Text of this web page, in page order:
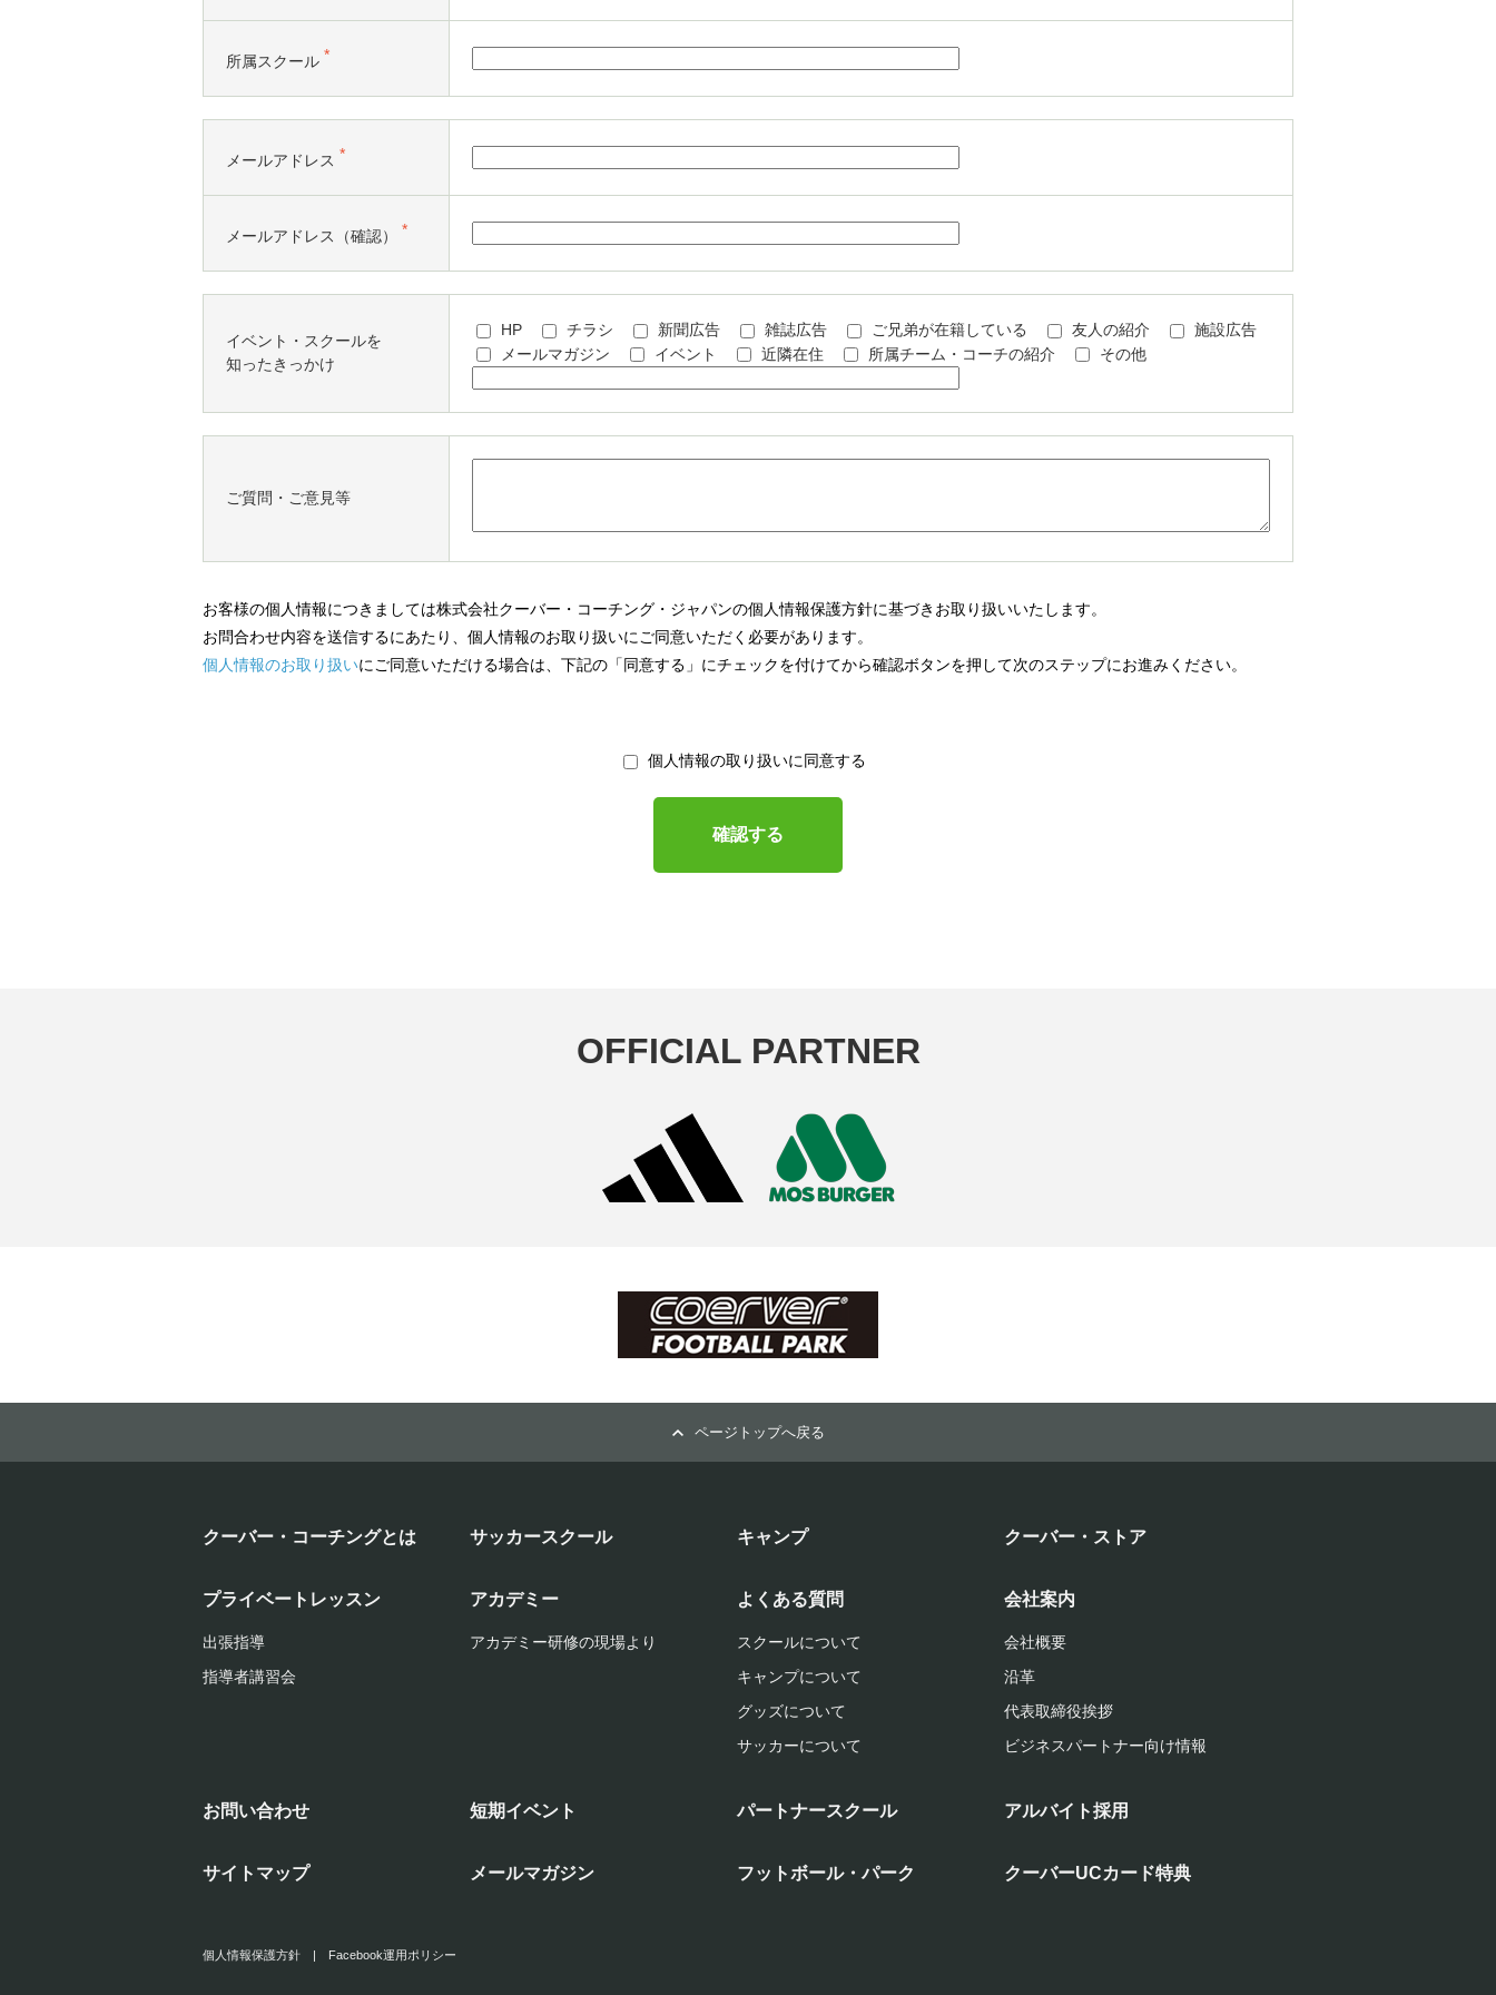
所属スクール *
メールアドレス *
メールアドレス（確認） *
イベント・スクールを
知ったきっかけ
HP チラシ 新聞広告 雑誌広告 ご兄弟が在籍している 友人の紹介
施設広告
メールマガジン
イベント 近隣在住 所属チーム・コーチの紹介 その他
ご質問・ご意見等
お客様の個人情報につきましては株式会社クーバー・コーチング・ジャパンの個人情報保護方針に基づきお取り扱いいたします。
お問合わせ内容を送信するにあたり、個人情報のお取り扱いにご同意いただく必要があります。
個人情報のお取り扱いにご同意いただける場合は、下記の「同意する」にチェックを付けてから確認ボタンを押して次のステップにお進みください。
個人情報の取り扱いに同意する
OFFICIAL PARTNER
ページトップへ戻る
クーバー・コーチングとは サッカースクール キャンプ クーバー・ストア
プライベートレッスン
出張指導
指導者講習会
アカデミー
アカデミー研修の現場より
よくある質問
スクールについて
キャンプについて
グッズについて
サッカーについて
会社案内
会社概要
沿革
代表取締役挨拶
ビジネスパートナー向け情報
お問い合わせ 短期イベント パートナースクール アルバイト採用
サイトマップ メールマガジン フットボール・パーク クーバーUCカード特典
個人情報保護方針 | Facebook運用ポリシー